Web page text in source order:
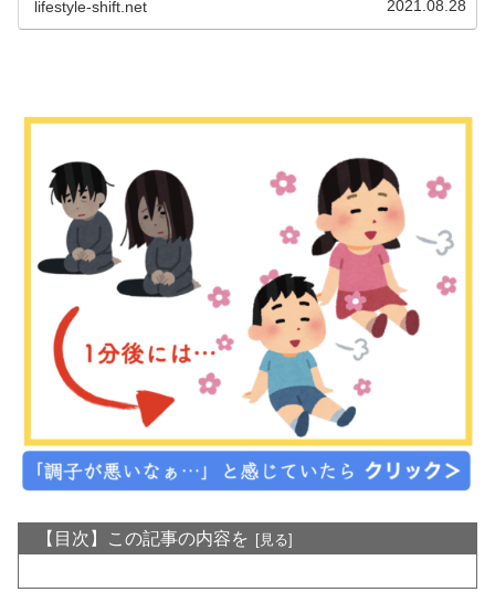
lifestyle-shift.net 2021.08.28
【目次】この記事の内容を